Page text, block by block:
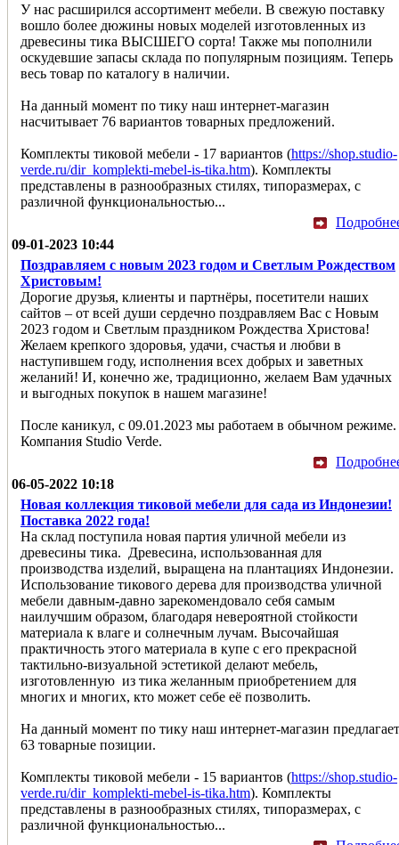
У нас расширился ассортимент мебели. В свежую поставку
вошло более дюжины новых моделей изготовленных из
древесины тика ВЫСШЕГО сорта! Также мы пополнили
оскудевшие запасы склада по популярным позициям. Теперь
весь товар по каталогу в наличии.
На данный момент по тику наш интернет-магазин
насчитывает 76 вариантов товарных предложений.
Комплекты тиковой мебели - 17 вариантов (https://shop.studio-
verde.ru/dir_komplekti-mebel-is-tika.htm). Комплекты
представлены в разнообразных стилях, типоразмерах, с
различной функциональностью...
09-01-2023 10:44
Поздравляем с новым 2023 годом и Светлым Рождеством
Христовым!
Дорогие друзья, клиенты и партнёры, посетители наших
сайтов – от всей души сердечно поздравляем Вас с Новым
2023 годом и Светлым праздником Рождества Христова!
Желаем крепкого здоровья, удачи, счастья и любви в
наступившем году, исполнения всех добрых и заветных
желаний! И, конечно же, традиционно, желаем Вам удачных
и выгодных покупок в нашем магазине!
После каникул, с 09.01.2023 мы работаем в обычном режиме.
Компания Studio Verde.
06-05-2022 10:18
Новая коллекция тиковой мебели для сада из Индонезии!
Поставка 2022 года!
На склад поступила новая партия уличной мебели из
древесины тика. Древесина, использованная для
производства изделий, выращена на плантациях Индонезии.
Использование тикового дерева для производства уличной
мебели давным-давно зарекомендовало себя самым
наилучшим образом, благодаря невероятной стойкости
материала к влаге и солнечным лучам. Высочайшая
практичность этого материала в купе с его прекрасной
тактильно-визуальной эстетикой делают мебель,
изготовленную из тика желанным приобретением для
многих и многих, кто может себе её позволить.
На данный момент по тику наш интернет-магазин предлагает
63 товарные позиции.
Комплекты тиковой мебели - 15 вариантов (https://shop.studio-
verde.ru/dir_komplekti-mebel-is-tika.htm). Комплекты
представлены в разнообразных стилях, типоразмерах, с
различной функциональностью...